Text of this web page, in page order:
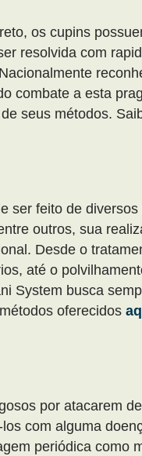
os cupins
resolvida com
combate a esta
seus métodos.
ser feito de
outros, sua
Desde o
até o
System busca
oferecidos
por atacarem
com alguma
periódica como